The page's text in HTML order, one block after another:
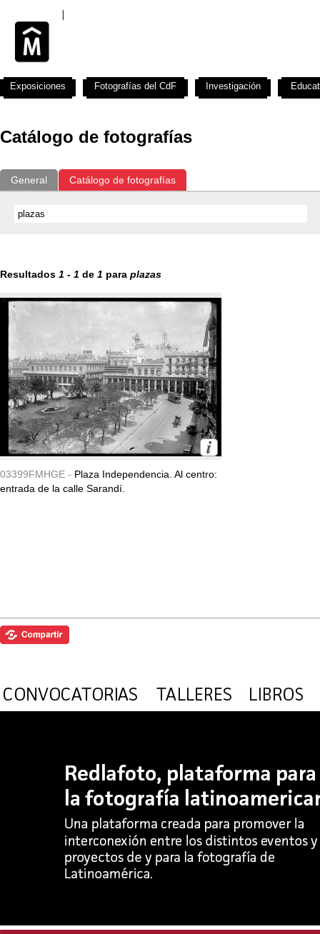
Catálogo de fotografías
General Catálogo de fotografías
Resultados 1 - 1 de 1 para plazas
03399FMHGE - Plaza Independencia. Al centro:
entrada de la calle Sarandí.
Exposiciones Fotografías del CdF Investigación